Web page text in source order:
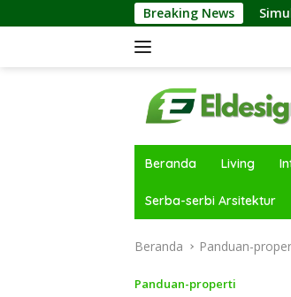
ke
Breaking News
Simulasi KPR Bunga
Beranda Living
Serba-serbi Arsitektur
Beranda Panduan-
Panduan-properti